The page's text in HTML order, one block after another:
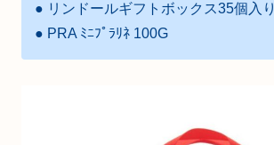
● リンドールギフトボックス35個入り
● PRA ﾐﾆﾌﾟﾗﾘﾈ 100G